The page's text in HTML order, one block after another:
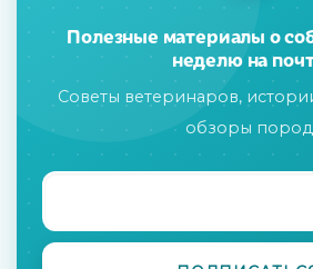
Полезные материалы о
неделю на
Советы ветеринаров,
обзоры пород